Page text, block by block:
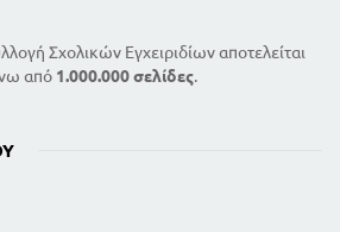
Σχολικών Εγχειριδίων αποτελείται
από 1.000.000 σελίδες.